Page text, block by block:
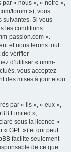
par « nous », « notre »,
forum »), vous
suivantes. Si vous
les conditions
passion.com ».
et nous ferons tout
de vérifier
d’utiliser « umm-
vous acceptez
des mises à jour et/ou
par « ils », « eux »,
Limited »,
sous la licence «
« GPL ») et qui peut
facilite seulement
de ce que